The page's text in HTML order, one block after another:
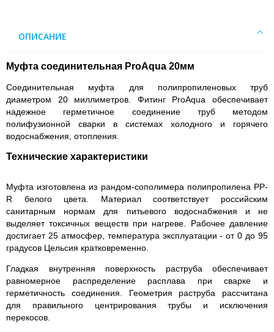
ОПИСАНИЕ
Муфта соединительная ProAqua 20мм
Соединительная муфта для полипропиленовых труб
диаметром 20 миллиметров. Фитинг ProAqua обеспечивает
надежное герметичное соединение труб методом
полифузионной сварки в системах холодного и горячего
водоснабжения, отопления.
Технические характеристики
Муфта изготовлена из рандом-сополимера полипропилена PP-
R белого цвета. Материал соответствует российским
санитарным нормам для питьевого водоснабжения и не
выделяет токсичных веществ при нагреве. Рабочее давление
достигает 25 атмосфер, температура эксплуатации - от 0 до 95
градусов Цельсия кратковременно.
Гладкая внутренняя поверхность раструба обеспечивает
равномерное распределение расплава при сварке и
герметичность соединения. Геометрия раструба рассчитана
для правильного центрирования трубы и исключения
перекосов.